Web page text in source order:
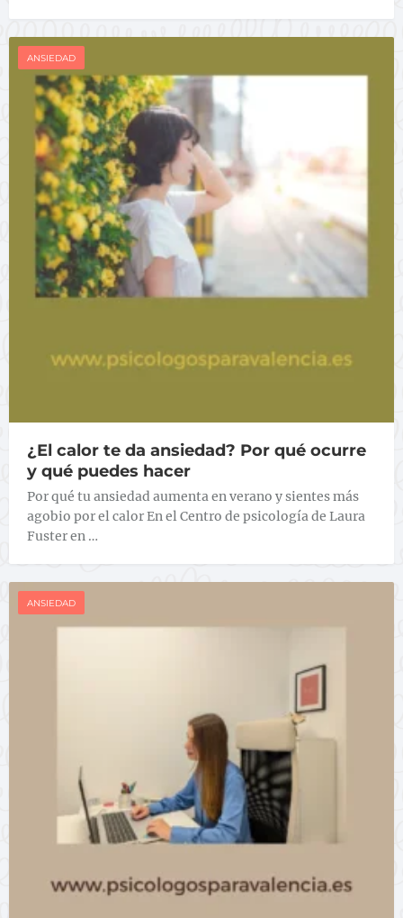
ANSIEDAD
¿El calor te da ansiedad? Por qué ocurre
y qué puedes hacer
Por qué tu ansiedad aumenta en verano y sientes más
agobio por el calor En el Centro de psicología de Laura
Fuster en …
ANSIEDAD